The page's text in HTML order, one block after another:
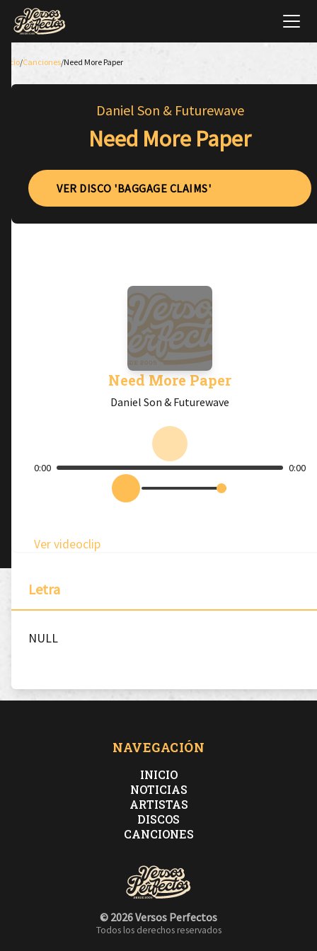
Inicio/Canciones/Need More Paper
Daniel Son & Futurewave
Need More Paper
VER DISCO 'BAGGAGE CLAIMS'
Need More Paper
Daniel Son & Futurewave
0:00 0:00
Ver videoclip
Letra
NULL
NAVEGACIÓN
INICIO
NOTICIAS
ARTISTAS
DISCOS
CANCIONES
© 2026 Versos Perfectos
Todos los derechos reservados